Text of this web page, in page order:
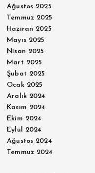
Ağustos 2025
Temmuz 2025
Haziran 2025
Mayıs 2025
Nisan 2025
Mart 2025
Şubat 2025
Ocak 2025
Aralık 2024
Kasım 2024
Ekim 2024
Eylül 2024
Ağustos 2024
Temmuz 2024